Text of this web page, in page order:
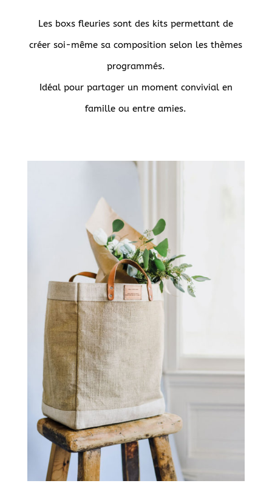
Les boxs fleuries sont des kits permettant de
créer soi-même sa composition selon les thèmes
programmés.
Idéal pour partager un moment convivial en
famille ou entre amies.